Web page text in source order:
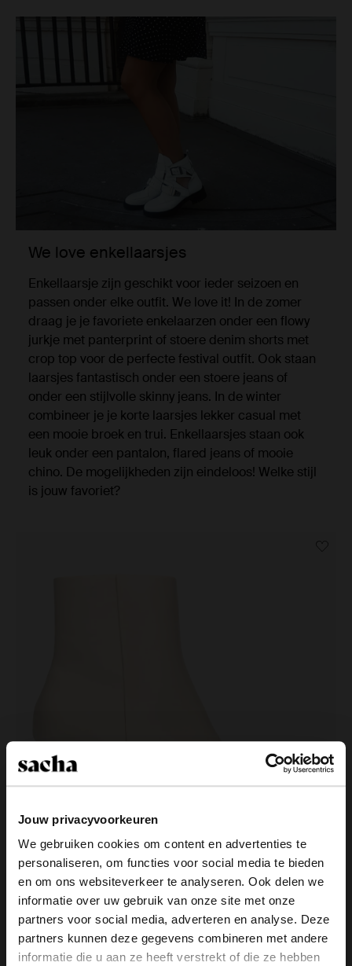
Jouw privacyvoorkeuren
We gebruiken cookies om content en advertenties te
personaliseren, om functies voor social media te bieden
en om ons websiteverkeer te analyseren. Ook delen we
informatie over uw gebruik van onze site met onze
partners voor social media, adverteren en analyse. Deze
partners kunnen deze gegevens combineren met andere
informatie die u aan ze heeft verstrekt of die ze hebben
We love enkellaarsjes
Enkellaarsje zijn geschikt voor ieder seizoen en
passen onder elke outfit. We love it! In de zomer
draag je je favoriete enkelaarzen onder een flowy
jurkje met panterprint of stoere denim shorts met
crop top voor de perfecte festival outfit. Ook staan
laarsjes fantastisch onder een stoere jeans of
onder een stijlvolle skinny jeans. In de winter
combineer je je korte laarsjes lekker casual met
een mooie broek en trui. Enkellaarsjes staan ook
leuk onder een pantalon, flared jeans of mooie
chino. De mogelijkheden zijn eindeloos! Welke stijl
is jouw favoriet?
Off white enkellaarsjes met blokhak
99.99
Schoenentrends
×
View this website in English?
It looks like your language isn't Dutch. Would
you like to switch to English?